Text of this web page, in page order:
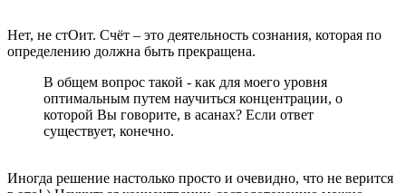
Нет, не стОит. Счёт – это деятельность сознания, которая по
определению должна быть прекращена.
В общем вопрос такой - как для моего уровня
оптимальным путем научиться концентрации, о
которой Вы говорите, в асанах? Если ответ
существует, конечно.
Иногда решение настолько просто и очевидно, что не верится